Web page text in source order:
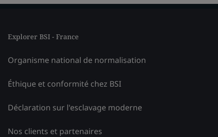
Explorer BSI - France
Organisme national de normalisation
Éthique et conformité chez BSI
Déclaration sur l'esclavage moderne
Nos clients et partenaires